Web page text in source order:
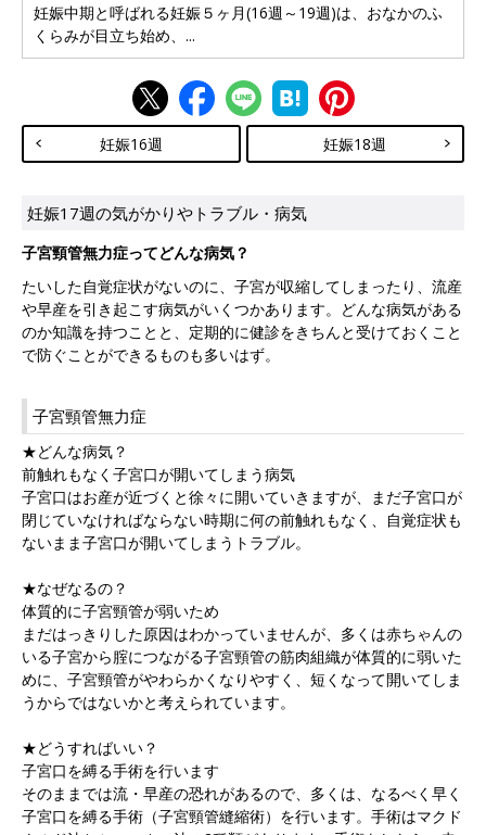
妊娠中期と呼ばれる妊娠５ヶ月(16週～19週)は、おなかのふ
くらみが目立ち始め、...
妊娠16週 妊娠18週
妊娠17週の気がかりやトラブル・病気
子宮頸管無力症ってどんな病気？
たいした自覚症状がないのに、子宮が収縮してしまったり、流産
や早産を引き起こす病気がいくつかあります。どんな病気がある
のか知識を持つことと、定期的に健診をきちんと受けておくこと
で防ぐことができるものも多いはず。
子宮頸管無力症
★どんな病気？
前触れもなく子宮口が開いてしまう病気
子宮口はお産が近づくと徐々に開いていきますが、まだ子宮口が
閉じていなければならない時期に何の前触れもなく、自覚症状も
ないまま子宮口が開いてしまうトラブル。
★なぜなるの？
体質的に子宮頸管が弱いため
まだはっきりした原因はわかっていませんが、多くは赤ちゃんの
いる子宮から腟につながる子宮頸管の筋肉組織が体質的に弱いた
めに、子宮頸管がやわらかくなりやすく、短くなって開いてしま
うからではないかと考えられています。
★どうすればいい？
子宮口を縛る手術を行います
そのままでは流・早産の恐れがあるので、多くは、なるべく早く
子宮口を縛る手術（子宮頸管縫縮術）を行います。手術はマクド